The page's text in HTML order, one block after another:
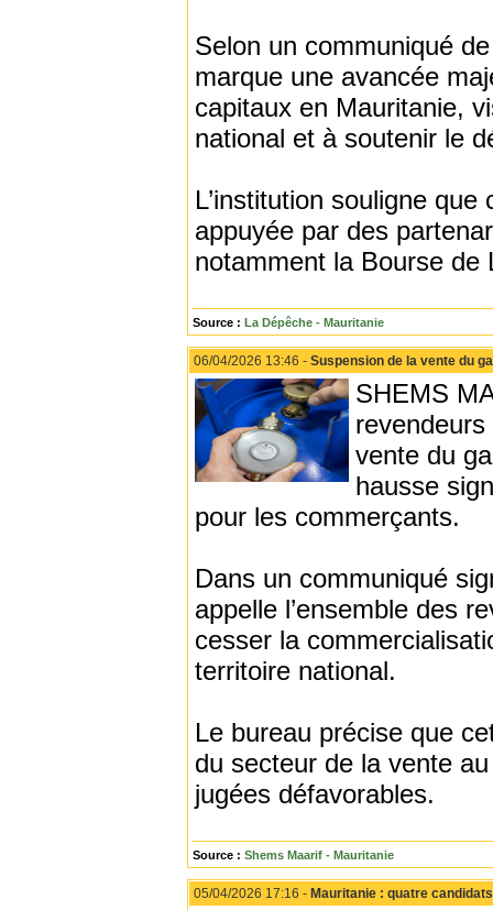
Selon un communiqué
marque une avancée
capitaux en Mauritanie,
national et à soutenir le
L’institution souligne
appuyée par des
notamment la Bourse de
Source : La Dépêche - Mauritanie
06/04/2026 13:46 - Suspension de la vente du
SHEMS
vente du
hausse
pour les commerçants.
Dans un communiqué
appelle l’ensemble des
cesser la
territoire national.
Le bureau précise que
du secteur de la vente
jugées défavorables.
Source : Shems Maarif - Mauritanie
05/04/2026 17:16 - Mauritanie : quatre